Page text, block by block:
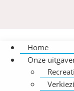
Home
Onze